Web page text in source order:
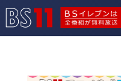
BSイレブンは全番組